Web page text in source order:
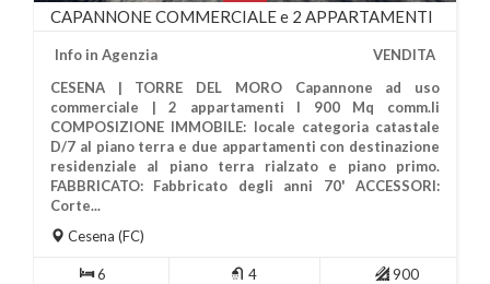
Più Informazioni
CAPANNONE COMMERCIALE e 2 APPARTAMENTI
Info in Agenzia
VENDITA
CESENA | TORRE DEL MORO Capannone ad uso
commerciale | 2 appartamenti I 900 Mq comm.li
COMPOSIZIONE IMMOBILE: locale categoria catastale
D/7 al piano terra e due appartamenti con destinazione
residenziale al piano terra rialzato e piano primo.
FABBRICATO: Fabbricato degli anni 70' ACCESSORI:
Corte...
Cesena (FC)
6 4 900